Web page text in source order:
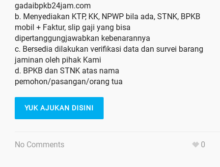
gadaibpkb24jam.com
b. Menyediakan KTP, KK, NPWP bila ada, STNK, BPKB
mobil + Faktur, slip gaji yang bisa
dipertanggungjawabkan kebenarannya
c. Bersedia dilakukan verifikasi data dan survei barang
jaminan oleh pihak Kami
d. BPKB dan STNK atas nama
pemohon/pasangan/orang tua
YUK AJUKAN DISINI
No Comments 0